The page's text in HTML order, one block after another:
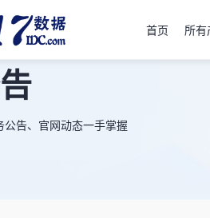
首页 所有
公告、官网动态一手掌握